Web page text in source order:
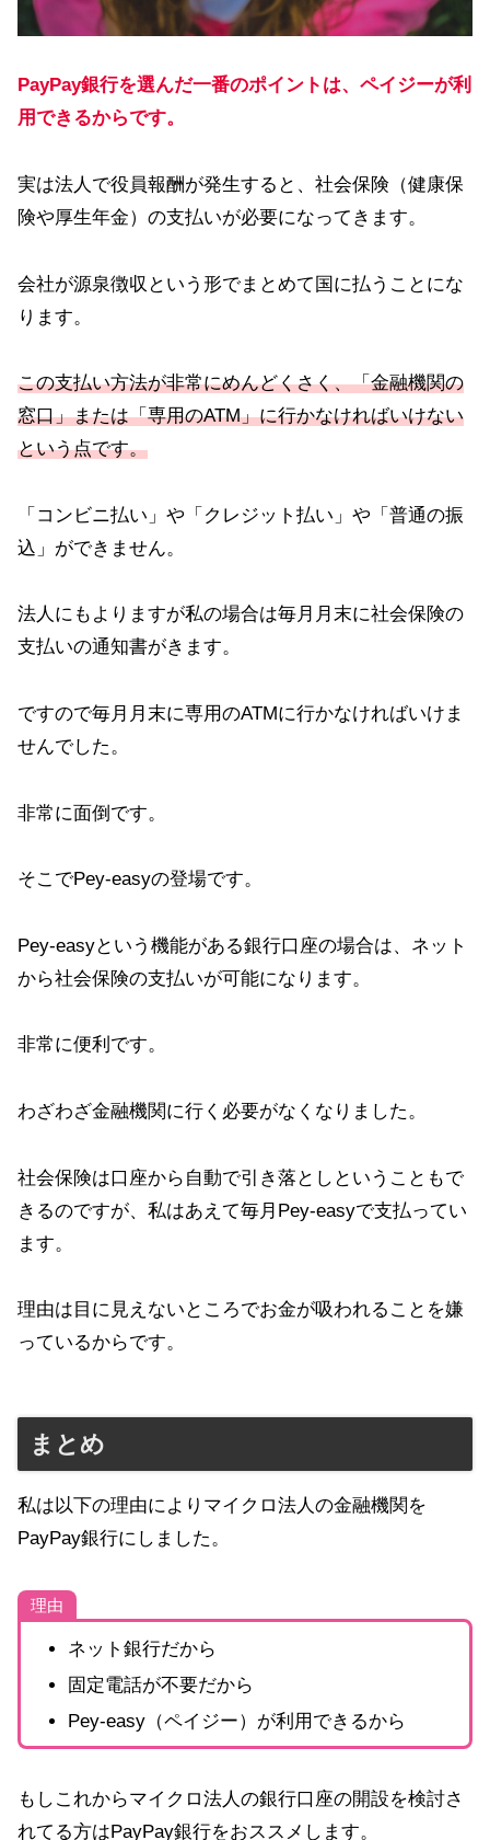
PayPay銀行を選んだ一番のポイントは、ペイジーが利
用できるからです。
実は法人で役員報酬が発生すると、社会保険（健康保
険や厚生年金）の支払いが必要になってきます。
会社が源泉徴収という形でまとめて国に払うことにな
ります。
この支払い方法が非常にめんどくさく、「金融機関の
窓口」または「専用のATM」に行かなければいけない
という点です。
「コンビニ払い」や「クレジット払い」や「普通の振
込」ができません。
法人にもよりますが私の場合は毎月月末に社会保険の
支払いの通知書がきます。
ですので毎月月末に専用のATMに行かなければいけま
せんでした。
非常に面倒です。
そこでPey-easyの登場です。
Pey-easyという機能がある銀行口座の場合は、ネット
から社会保険の支払いが可能になります。
非常に便利です。
わざわざ金融機関に行く必要がなくなりました。
社会保険は口座から自動で引き落としということもで
きるのですが、私はあえて毎月Pey-easyで支払ってい
ます。
理由は目に見えないところでお金が吸われることを嫌
っているからです。
まとめ
私は以下の理由によりマイクロ法人の金融機関を
PayPay銀行にしました。
理由
ネット銀行だから
固定電話が不要だから
Pey-easy（ペイジー）が利用できるから
もしこれからマイクロ法人の銀行口座の開設を検討さ
れてる方はPayPay銀行をおススメします。